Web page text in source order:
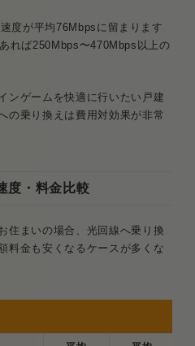
度が平均76Mbpsに留まります
れば250Mbps〜470Mbps以上の
ンゲームを快適に行いたい戸建
の乗り換えは費用対効果が非常
度・料金比較
住まいの場合、光回線へ乗り換
料金も安くなるケースが多くな